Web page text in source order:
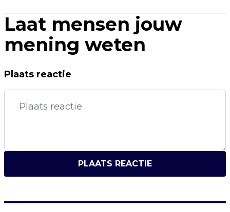
Laat mensen jouw
mening weten
Plaats reactie
PLAATS REACTIE